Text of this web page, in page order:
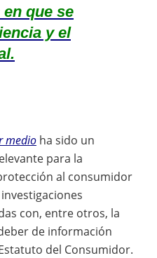
que se
y el
medio ha sido un
para la
al consumidor
con, entre otros, la
de información
del Consumidor.